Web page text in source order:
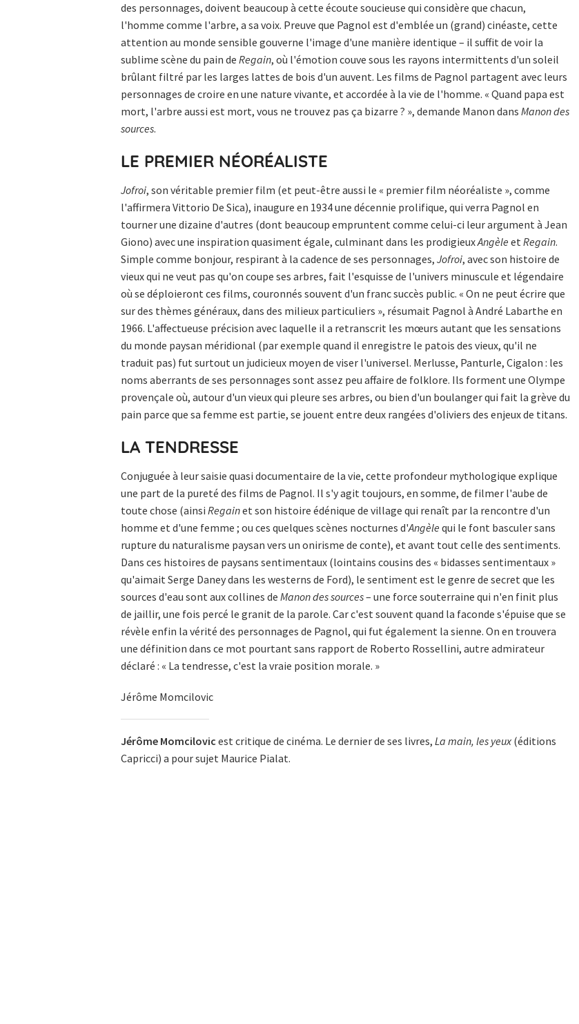
des personnages, doivent beaucoup à cette écoute soucieuse qui considère que chacun,
l'homme comme l'arbre, a sa voix. Preuve que Pagnol est d'emblée un (grand) cinéaste, cette
attention au monde sensible gouverne l'image d'une manière identique – il suffit de voir la
sublime scène du pain de Regain, où l'émotion couve sous les rayons intermittents d'un soleil
brûlant filtré par les larges lattes de bois d'un auvent. Les films de Pagnol partagent avec leurs
personnages de croire en une nature vivante, et accordée à la vie de l'homme. « Quand papa est
mort, l'arbre aussi est mort, vous ne trouvez pas ça bizarre ? », demande Manon dans Manon des
sources.
LE PREMIER NÉORÉALISTE
Jofroi, son véritable premier film (et peut-être aussi le « premier film néoréaliste », comme
l'affirmera Vittorio De Sica), inaugure en 1934 une décennie prolifique, qui verra Pagnol en
tourner une dizaine d'autres (dont beaucoup empruntent comme celui-ci leur argument à Jean
Giono) avec une inspiration quasiment égale, culminant dans les prodigieuxAngèle etRegain.
Simple comme bonjour, respirant à la cadence de ses personnages, Jofroi, avec son histoire de
vieux qui ne veut pas qu'on coupe ses arbres, fait l'esquisse de l'univers minuscule et légendaire
où se déploieront ces films, couronnés souvent d'un franc succès public. « On ne peut écrire que
sur des thèmes généraux, dans des milieux particuliers », résumait Pagnol à André Labarthe en
1966. L'affectueuse précision avec laquelle il a retranscrit les mœurs autant que les sensations
du monde paysan méridional (par exemple quand il enregistre le patois des vieux, qu'il ne
traduit pas) fut surtout un judicieux moyen de viser l'universel. Merlusse, Panturle, Cigalon : les
noms aberrants de ses personnages sont assez peu affaire de folklore. Ils forment une Olympe
provençale où, autour d'un vieux qui pleure ses arbres, ou bien d'un boulanger qui fait la grève du
pain parce que sa femme est partie, se jouent entre deux rangées d'oliviers des enjeux de titans.
LA TENDRESSE
Conjuguée à leur saisie quasi documentaire de la vie, cette profondeur mythologique explique
une part de la pureté des films de Pagnol. Il s'y agit toujours, en somme, de filmer l'aube de
toute chose (ainsi Regainet son histoire édénique de village qui renaît par la rencontre d'un
homme et d'une femme ; ou ces quelques scènes nocturnes d'Angèle qui le font basculer sans
rupture du naturalisme paysan vers un onirisme de conte), et avant tout celle des sentiments.
Dans ces histoires de paysans sentimentaux (lointains cousins des « bidasses sentimentaux »
qu'aimait Serge Daney dans les westerns de Ford), le sentiment est le genre de secret que les
sources d'eau sont aux collines de Manon des sources– une force souterraine qui n'en finit plus
de jaillir, une fois percé le granit de la parole. Car c'est souvent quand la faconde s'épuise que se
révèle enfin la vérité des personnages de Pagnol, qui fut également la sienne. On en trouvera
une définition dans ce mot pourtant sans rapport de Roberto Rossellini, autre admirateur
déclaré : « La tendresse, c'est la vraie position morale. »
Jérôme Momcilovic
Jérôme Momcilovic est critique de cinéma. Le dernier de ses livres, La main, les yeux(éditions
Capricci) a pour sujet Maurice Pialat.